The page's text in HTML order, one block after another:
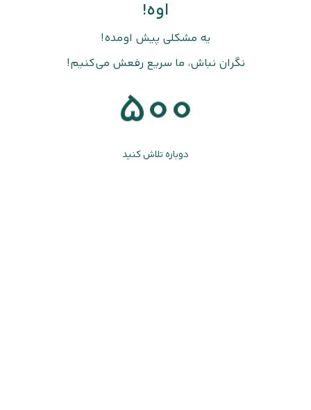
اوه!
یه مشکلی پیش اومده!
نگران نباش، ما سریع رفعش می‌کنیم!
500
دوباره تلاش کنید